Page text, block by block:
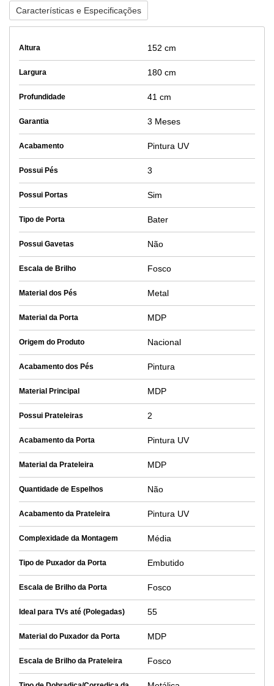
Características e Especificações
Altura 152 cm
Largura 180 cm
Profundidade 41 cm
Garantia 3 Meses
Acabamento Pintura UV
Possui Pés 3
Possui Portas Sim
Tipo de Porta Bater
Possui Gavetas Não
Escala de Brilho Fosco
Material dos Pés Metal
Material da Porta MDP
Origem do Produto Nacional
Acabamento dos Pés Pintura
Material Principal MDP
Possui Prateleiras 2
Acabamento da Porta Pintura UV
Material da Prateleira MDP
Quantidade de Espelhos Não
Acabamento da Prateleira Pintura UV
Complexidade da Montagem Média
Tipo de Puxador da Porta Embutido
Escala de Brilho da Porta Fosco
Ideal para TVs até (Polegadas) 55
Material do Puxador da Porta MDP
Escala de Brilho da Prateleira Fosco